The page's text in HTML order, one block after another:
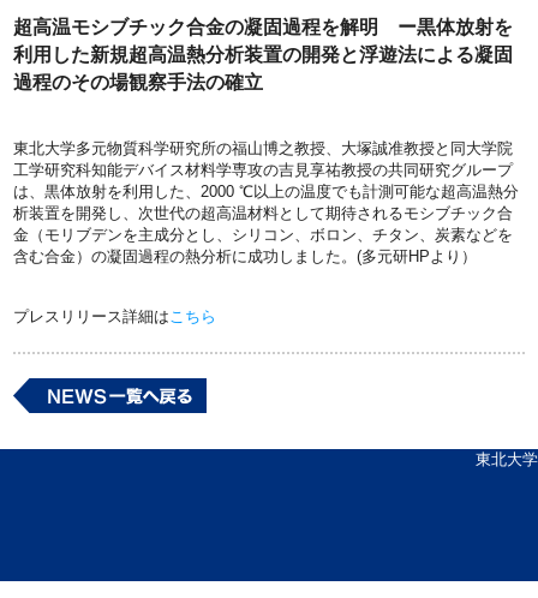
超高温モシブチック合金の凝固過程を解明 ー黒体放射を
利用した新規超高温熱分析装置の開発と浮遊法による凝固
過程のその場観察手法の確立
東北大学多元物質科学研究所の福山博之教授、大塚誠准教授と同大学院
工学研究科知能デバイス材料学専攻の吉見享祐教授の共同研究グループ
は、黒体放射を利用した、2000 ℃以上の温度でも計測可能な超高温熱分
析装置を開発し、次世代の超高温材料として期待されるモシブチック合
金（モリブデンを主成分とし、シリコン、ボロン、チタン、炭素などを
含む合金）の凝固過程の熱分析に成功しました。(多元研HPより）
プレスリリース詳細はこちら
東北大